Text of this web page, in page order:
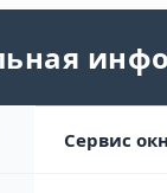
Сервис